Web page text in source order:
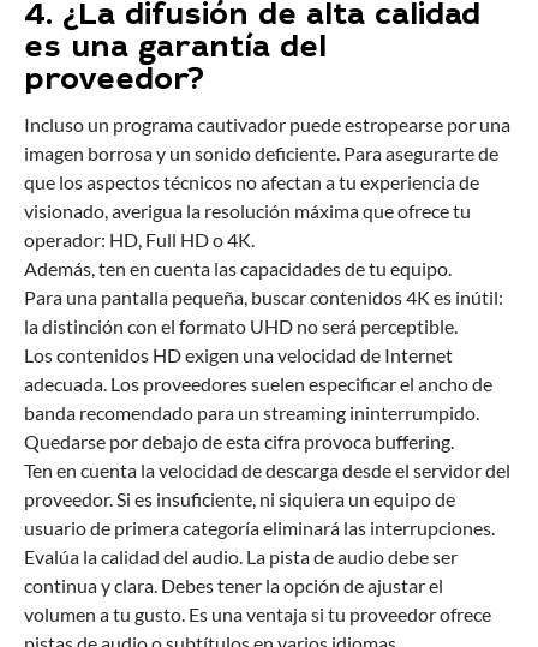
4. ¿La difusión de alta calidad
es una garantía del
proveedor?
Incluso un programa cautivador puede estropearse por una
imagen borrosa y un sonido deficiente. Para asegurarte de
que los aspectos técnicos no afectan a tu experiencia de
visionado, averigua la resolución máxima que ofrece tu
operador: HD, Full HD o 4K.
Además, ten en cuenta las capacidades de tu equipo.
Para una pantalla pequeña, buscar contenidos 4K es inútil:
la distinción con el formato UHD no será perceptible.
Los contenidos HD exigen una velocidad de Internet
adecuada. Los proveedores suelen especificar el ancho de
banda recomendado para un streaming ininterrumpido.
Quedarse por debajo de esta cifra provoca buffering.
Ten en cuenta la velocidad de descarga desde el servidor del
proveedor. Si es insuficiente, ni siquiera un equipo de
usuario de primera categoría eliminará las interrupciones.
Evalúa la calidad del audio. La pista de audio debe ser
continua y clara. Debes tener la opción de ajustar el
volumen a tu gusto. Es una ventaja si tu proveedor ofrece
pistas de audio o subtítulos en varios idiomas.